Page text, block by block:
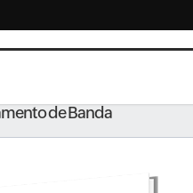
de Banda